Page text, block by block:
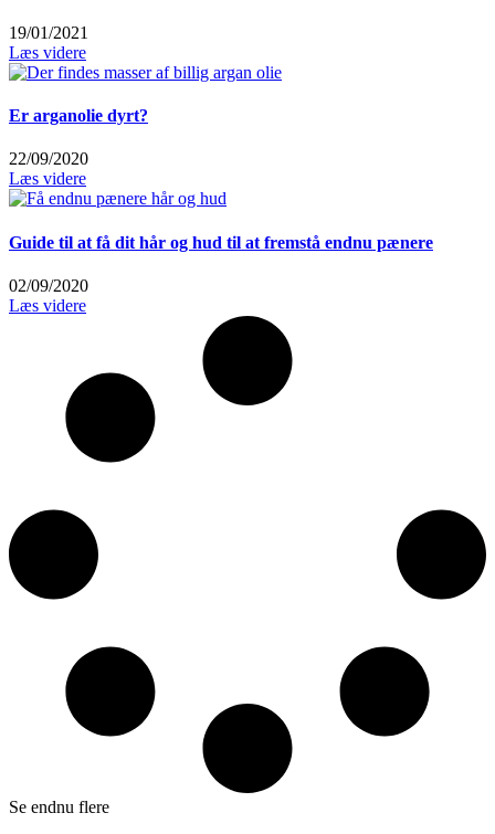
19/01/2021
Læs videre
Er arganolie dyrt?
22/09/2020
Læs videre
Guide til at få dit hår og hud til at fremstå endnu pænere
02/09/2020
Læs videre
Se endnu flere